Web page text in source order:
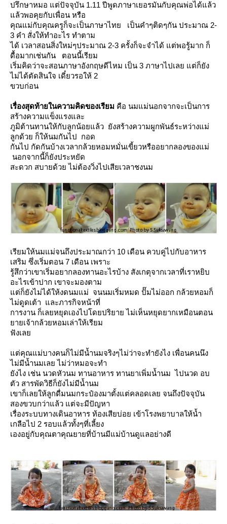
ปรึกษาหมอ แต่ปัจจุบัน 1.11 ปีพูดภาษาเยอรมันกับคุณพ่อได้แล้ว
ล้วพอคุยกับเพื่อน หรือ
คุณแม่กับคุณครูก็จะเป็นภาษาไทย เป็นคำๆติดๆกัน ประมาณ 2-
3 คำ สั่งให้ทำอะไร ทำตาม
ได้ เวลาสอนสิ่งใหม่ๆประมาณ 2-3 ครั้งก็จะจำได้ แต่พอรู้มาก ก็
ดื้อมากเช่นกัน ตอนนี้เรียม
เริ่มคิดว่าจะสอนภาษาอังกฤษดีไหม เป็น 3 ภาษาไปเลย แต่ก็ยัง
ไม่ได้ตัดสินใจ เดี๋ยวรอให้ 2
ขวบก่อน
เรื่องสุดท้านความคิดของเรียม คือ นมแม่นอกจากจะเป็นการ
สร้างความแข็งแรงและ
ภูมิต้านทานให้กับลูกน้อยแล้ว ยังสร้างความผูกพันธ์ระหว่างแม่
ลูกด้วย ก็ให้นมกันไป กอด
กันไป กัดกันบ้างเวลากล้วยหอมหมั่นเขี้ยวหรืออยากลองของแม่
นอกจากนี้ก็ยังประหยัด
สะดวก สบายด้วย ไม่ต้องวิ่งไปเสียเวลาชงนม
เรียมให้นมแม่จนถึงประมาณกว่า 10 เดือน ควบคู่ไปกับอาหาร
เสริม ซึ่งเริ่มตอน 7 เดือน เพราะ
รู้สึกว่าเขาเริ่มอยากลองทานอะไรบ้าง สังเกตุจากเวลาที่เราหยิบ
อะไรเข้าปาก เขาจะมองตาม
ต่ก็ยังไม่ได้ให้งดนมแม่ จนนมเริ่มหมด ปั๊มไม่ออก กล้วยหอมก็
ไม่ดูดเต้า และภารกิจหน้าที่
การงาน ก็เลยหยุดเองไปโดยปริยาย ไม่เห็นหยุดยากเหมือนตอน
ายเจ้ากล้วยหอมเล่าให้เรียม
ฟังเล
ต่คุณแม่บางคนก็ไม่มีน้ำนมจริงๆไม่ว่าจะทำยังไง เพื่อนคนนึง
ไม่มีน้ำนมเลย ไม่ว่าหมอจะทำ
ังไง เช่น นวดหัวนม ทานอาหาร ทานยาเพิ่มน้ำนม ไปนวด อบ
ตัว สารพัดวิธีก็ยังไม่มีน้ำนม
เขาก็เลยให้ลูกดื่มนมกระป๋องมาตั้งแต่คลอดเลย จนถึงปัจจุบัน
สองขวบกว่าแล้ว แต่จะมีปัญหา
เรื่องระบบทางเดินอาหาร ท้องเสียบ่อย เข้าโรงพยาบาลให้น้ำ
เกลือไป 2 รอบแล้วทั้งๆที่เลี้ยง
เองอยู่กับคุณตาคุณยายที่บ้านมีแม่บ้านดูแลอย่างดี